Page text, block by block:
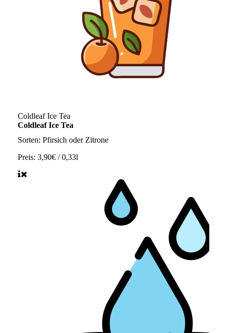
Coldleaf Ice Tea
Coldleaf Ice Tea
Sorten: Pfirsich oder Zitrone
Preis: 3,90€ / 0,33l